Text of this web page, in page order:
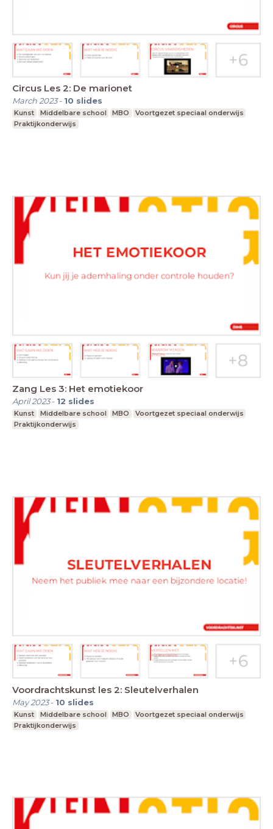
Circus Les 2: De marionet
March 2023- 10 slides
Kunst Middelbare school MBO
Voortgezet speciaal onderwijs
Praktijkonderwijs
Zang Les 3: Het emotiekoor
April 2023- 12 slides
Kunst Middelbare school MBO
Voortgezet speciaal onderwijs
Praktijkonderwijs
Voordrachtskunst les 2: Sleutelverhalen
May 2023- 10 slides
Kunst Middelbare school MBO
Voortgezet speciaal onderwijs
Praktijkonderwijs